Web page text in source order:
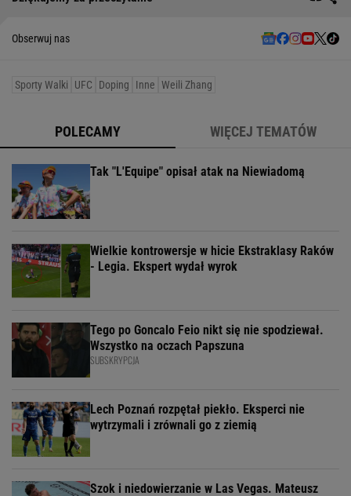
Obserwuj nas
Sporty Walki UFC Doping Inne Weili Zhang
POLECAMY WIĘCEJ TEMATÓW
Tak "L'Equipe" opisał atak na Niewiadomą
Wielkie kontrowersje w hicie Ekstraklasy Raków
- Legia. Ekspert wydał wyrok
Tego po Goncalo Feio nikt się nie spodziewał.
Wszystko na oczach Papszuna
SUBSKRYPCJA
Lech Poznań rozpętał piekło. Eksperci nie
wytrzymali i zrównali go z ziemią
Szok i niedowierzanie w Las Vegas. Mateusz